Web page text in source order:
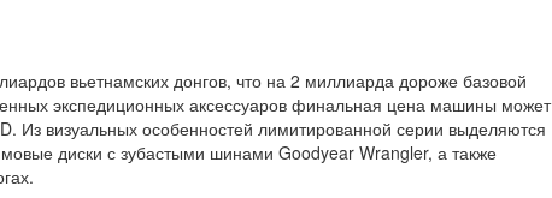
вьетнамских донгов, что на 2 миллиарда дороже базовой
экспедиционных аксессуаров финальная цена машины может
Из визуальных особенностей лимитированной серии выделяются
диски с зубастыми шинами Goodyear Wrangler, а также